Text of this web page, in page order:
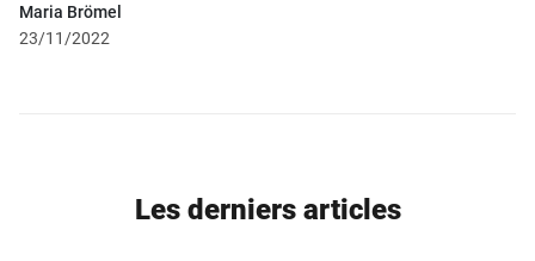
Maria Brömel
23/11/2022
Les derniers articles